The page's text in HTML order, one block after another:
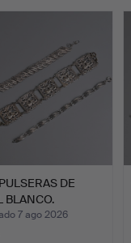
DE
BLANCO.
7 ago 2026